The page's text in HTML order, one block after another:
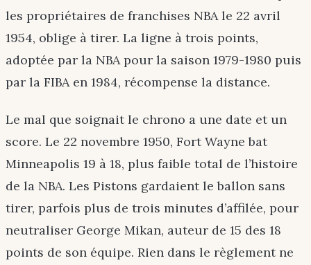
les propriétaires de franchises NBA le 22 avril
1954, oblige à tirer. La ligne à trois points,
adoptée par la NBA pour la saison 1979-1980 puis
par la FIBA en 1984, récompense la distance.
Le mal que soignait le chrono a une date et un
score. Le 22 novembre 1950, Fort Wayne bat
Minneapolis 19 à 18, plus faible total de l’histoire
de la NBA. Les Pistons gardaient le ballon sans
tirer, parfois plus de trois minutes d’affilée, pour
neutraliser George Mikan, auteur de 15 des 18
points de son équipe. Rien dans le règlement ne